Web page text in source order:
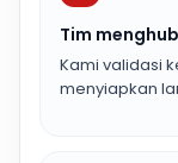
Tim
Kami validasi
menyiapkan